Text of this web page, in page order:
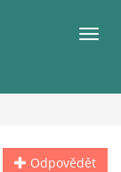
Odpovědět